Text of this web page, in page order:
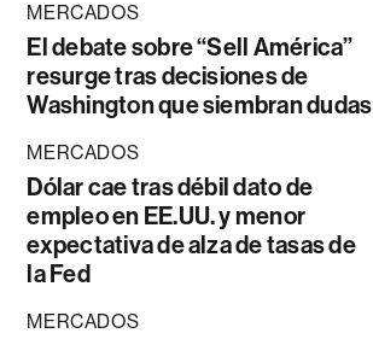
MERCADOS
El debate sobre “Sell América”
resurge tras decisiones de
Washington que siembran dudas
MERCADOS
Dólar cae tras débil dato de
empleo en EE.UU. y menor
expectativa de alza de tasas de
la Fed
MERCADOS